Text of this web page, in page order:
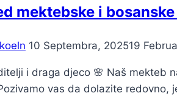
mektebske i
10 Septembra, 202519
i draga djeco 🌸 Naš mekteb
vas da dolazite redovno,